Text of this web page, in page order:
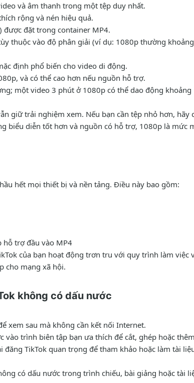
và âm thanh trong một tệp duy nhất.
rộng và nén hiệu quả.
được đặt trong container MP4.
thuộc vào độ phân giải (ví dụ: 1080p thường
định phổ biến cho video di động.
và có thể cao hơn nếu nguồn hỗ trợ.
một video 3 phút ở 1080p có thể dao động
giữ trải nghiệm xem. Nếu bạn cần tệp nhỏ hơn, hãy
biểu diễn tốt hơn và nguồn có hỗ trợ, 1080p là mức
hết mọi thiết bị và nền tảng. Điều này bao gồm:
hỗ trợ đầu vào MP4
của bạn hoạt động trơn tru với quy trình làm
cho mạng xã hội.
không có dấu nước
xem sau mà không cần kết nối Internet.
vào trình biên tập bạn ưa thích để cắt, ghép hoặc
đăng TikTok quan trọng để tham khảo hoặc làm tài
có dấu nước trong trình chiếu, bài giảng hoặc tài